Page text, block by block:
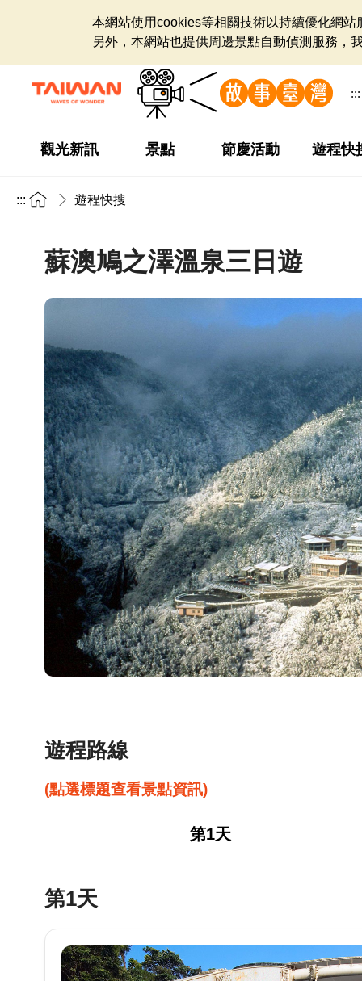
本網站使用cookies等相關技術以持續優化網
另外，本網站也提供周邊景點自動偵測服務，
:::
觀光新訊 景點 節慶活動 遊程快
::: 遊程快搜
蘇澳鳩之澤溫泉三日遊
遊程路線
(點選標題查看景點資訊)
第1天
第1天